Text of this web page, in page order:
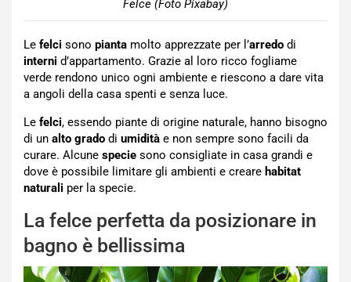
Felce (Foto Pixabay)
Le felci sono pianta molto apprezzate per l’arredo di
interni d’appartamento. Grazie al loro ricco fogliame
verde rendono unico ogni ambiente e riescono a dare vita
a angoli della casa spenti e senza luce.
Le felci, essendo piante di origine naturale, hanno bisogno
di un alto grado di umidità e non sempre sono facili da
curare. Alcune specie sono consigliate in casa grandi e
dove è possibile limitare gli ambienti e creare habitat
naturali per la specie.
La felce perfetta da posizionare in
bagno è bellissima